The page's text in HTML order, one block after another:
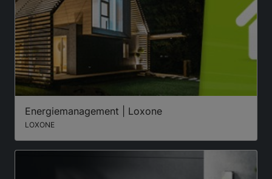
Energiemanagement | Loxone
LOXONE